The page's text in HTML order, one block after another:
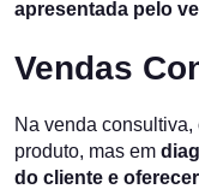
apresentada pelo
Vendas
Na venda
produto, mas em
do cliente e